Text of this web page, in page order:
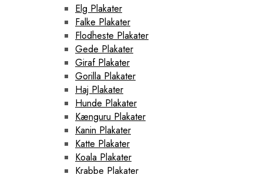
Elg Plakater
Falke Plakater
Flodheste Plakater
Gede Plakater
Giraf Plakater
Gorilla Plakater
Haj Plakater
Hunde Plakater
Kænguru Plakater
Kanin Plakater
Katte Plakater
Koala Plakater
Krabbe Plakater